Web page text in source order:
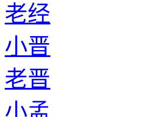
老经
小晋
老晋
小孟